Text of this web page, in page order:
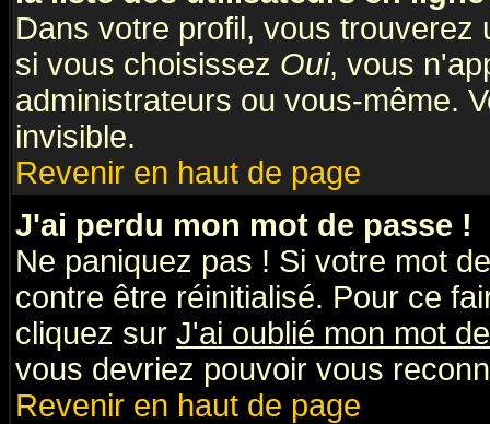
Dans votre profil, vous trouverez
si vous choisissez Oui, vous
administrateurs ou vous-même.
invisible.
Revenir en haut de page
J'ai perdu mon mot de passe !
Ne paniquez pas ! Si votre mot
contre être réinitialisé. Pour ce
cliquez sur J'ai oublié mon mot
vous devriez pouvoir vous
Revenir en haut de page